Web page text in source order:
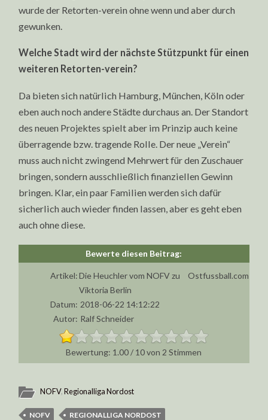
wurde der Retorten-verein ohne wenn und aber durch
gewunken.
Welche Stadt wird der nächste Stützpunkt für einen
weiteren Retorten-verein?
Da bieten sich natürlich Hamburg, München, Köln oder
eben auch noch andere Städte durchaus an. Der Standort
des neuen Projektes spielt aber im Prinzip auch keine
überragende bzw. tragende Rolle. Der neue „Verein“
muss auch nicht zwingend Mehrwert für den Zuschauer
bringen, sondern ausschließlich finanziellen Gewinn
bringen. Klar, ein paar Familien werden sich dafür
sicherlich auch wieder finden lassen, aber es geht eben
auch ohne diese.
Artikel:Die Heuchler vom NOFV zu
Viktoria Berlin
Ostfussball.com
Datum: 2018-06-22 14:12:22
Autor: Ralf Schneider
1.00/ 10von 2 Stimmen
NOFV,Regionalliga Nordost
NOFV
REGIONALLIGA NORDOST